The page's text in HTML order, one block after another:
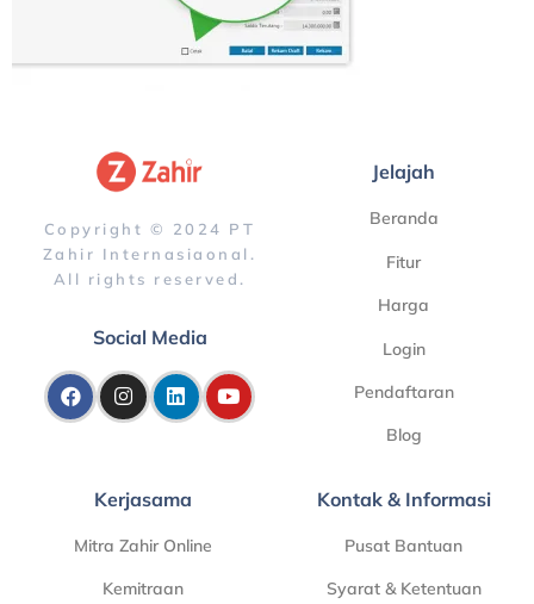
Copyright © 2024 PT
Zahir Internasiaonal.
All rights reserved.
Social Media
Jelajah
Beranda
Fitur
Harga
Login
Pendaftaran
Blog
Kerjasama
Mitra Zahir Online
Kemitraan
Kontak & Informasi
Pusat Bantuan
Syarat & Ketentuan